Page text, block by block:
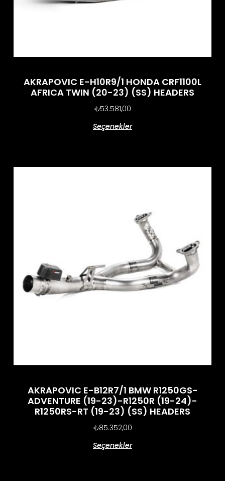
AKRAPOVIC E-H10R9/1 HONDA CRF1100L
AFRICA TWIN (20-23) (SS) HEADERS
₺53.581,00
Seçenekler
AKRAPOVIC E-B12R7/1 BMW R1250GS-
ADVENTURE (19-23)-R1250R (19-24)-
R1250RS-RT (19-23) (SS) HEADERS
₺85.352,00
Seçenekler